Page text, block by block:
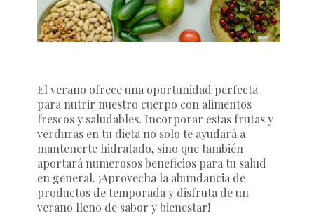
El verano ofrece una oportunidad perfecta
para nutrir nuestro cuerpo con alimentos
frescos y saludables. Incorporar estas frutas y
verduras en tu dieta no solo te ayudará a
mantenerte hidratado, sino que también
aportará numerosos beneficios para tu salud
en general. ¡Aprovecha la abundancia de
productos de temporada y disfruta de un
verano lleno de sabor y bienestar!